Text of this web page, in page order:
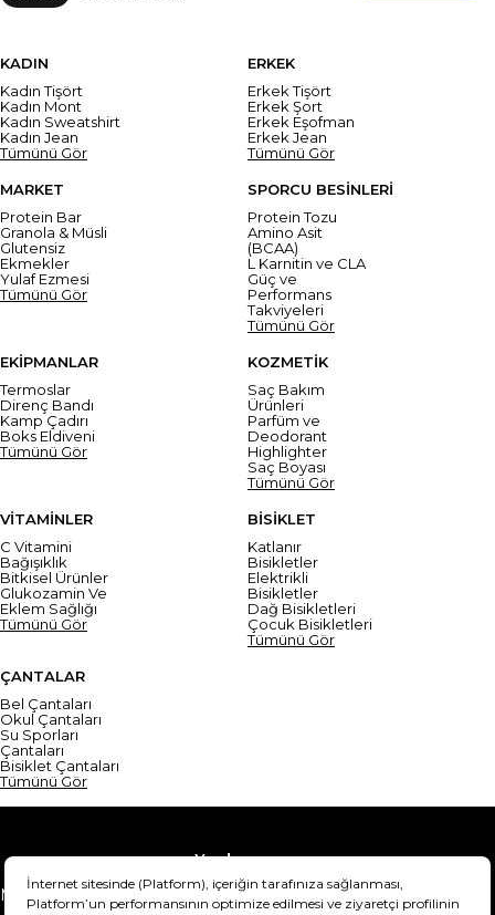
KADIN
Kadın Tişört
Kadın Mont
Kadın Sweatshirt
Kadın Jean
Tümünü Gör
ERKEK
Erkek Tişört
Erkek Şort
Erkek Eşofman
Erkek Jean
Tümünü Gör
MARKET
Protein Bar
Granola & Müsli
Glutensiz
Ekmekler
Yulaf Ezmesi
Tümünü Gör
SPORCU BESİNLERİ
Protein Tozu
Amino Asit
(BCAA)
L Karnitin ve CLA
Güç ve
Performans
Takviyeleri
Tümünü Gör
EKİPMANLAR
Termoslar
Direnç Bandı
Kamp Çadırı
Boks Eldiveni
Tümünü Gör
KOZMETİK
Saç Bakım
Ürünleri
Parfüm ve
Deodorant
Highlighter
Saç Boyası
Tümünü Gör
VİTAMİNLER
C Vitamini
Bağışıklık
Bitkisel Ürünler
Glukozamin Ve
Eklem Sağlığı
Tümünü Gör
BİSİKLET
Katlanır
Bisikletler
Elektrikli
Bisikletler
Dağ Bisikletleri
Çocuk Bisikletleri
Tümünü Gör
ÇANTALAR
Bel Çantaları
Okul Çantaları
Su Sporları
Çantaları
Bisiklet Çantaları
Tümünü Gör
Yardım
Mesafeli Satış Sözleşmesi
Teslimat Bilgisi